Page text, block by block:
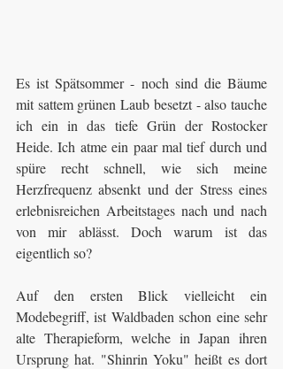
Es ist Spätsommer - noch sind die Bäume
mit sattem grünen Laub besetzt - also tauche
ich ein in das tiefe Grün der Rostocker
Heide. Ich atme ein paar mal tief durch und
spüre recht schnell, wie sich meine
Herzfrequenz absenkt und der Stress eines
erlebnisreichen Arbeitstages nach und nach
von mir ablässt. Doch warum ist das
eigentlich so?
Auf den ersten Blick vielleicht ein
Modebegriff, ist Waldbaden schon eine sehr
alte Therapieform, welche in Japan ihren
Ursprung hat. "Shinrin Yoku" heißt es dort